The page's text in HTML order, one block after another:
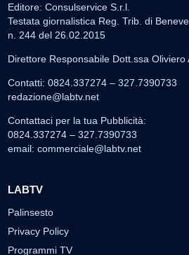
Editore: Consulservice S.r.l.
Testata giornalistica Reg. Trib. di
n. 244 del 26.02.2015
Direttore Responsabile Dott.ssa Oliviero
Contatti: 0824.337274 – 327.7390733
redazione@labtv.net
Contattaci per la tua Pubblicità:
0824.337274 – 327.7390733
email: commerciale@labtv.net
LABTV
Palinsesto
Privacy Policy
Programmi TV